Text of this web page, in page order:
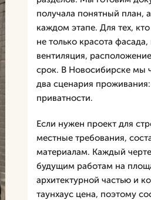
получала понятный план,
каждом этапе. Для тех,
не только красота
вентиляция,
срок. В Новосибирске мы
два сценария
приватности.
Если нужен проект для
местные требования,
материалам. Каждый
будущим работам на
архитектурной частью и
таунхаус цена, поэтому